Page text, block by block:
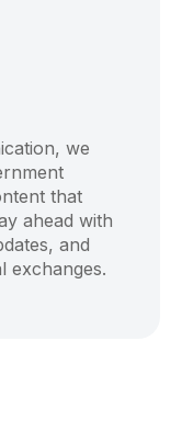
we
that
ahead with
and
exchanges.